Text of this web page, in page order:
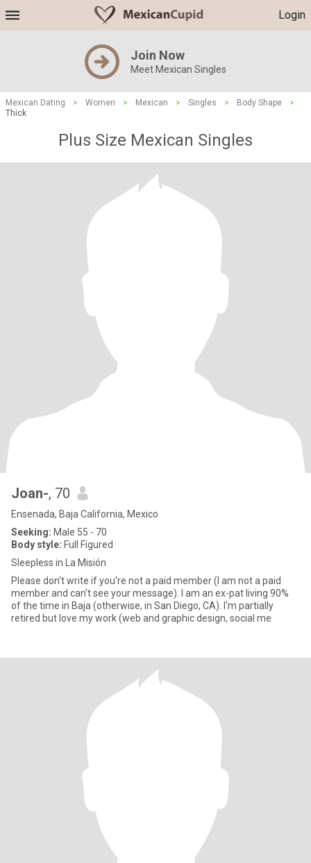
Login
Join Now
Meet Mexican Singles
Mexican Dating > Women > Mexican > Singles > Body Shape
>
Thick
Plus Size Mexican Singles
Joan-, 70
Ensenada, Baja California, Mexico
Seeking: Male 55 - 70
Body style: Full Figured
Sleepless in La Misión
Please don't write if you're not a paid member (I am not a paid
member and can't see your message). I am an ex-pat living 90%
of the time in Baja (otherwise, in San Diego, CA). I'm partially
retired but love my work (web and graphic design, social me